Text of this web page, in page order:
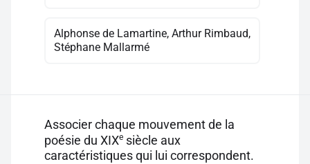
Alphonse de Lamartine, Arthur Rimbaud,
Stéphane Mallarmé
Associer chaque mouvement de la
poésie du XIXe siècle aux
caractéristiques qui lui correspondent.